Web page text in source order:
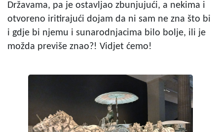
Državama, pa je ostavljao zbunjujući, a nekima i
otvoreno iritirajući dojam da ni sam ne zna što bi
i gdje bi njemu i sunarodnjacima bilo bolje, ili je
možda previše znao?! Vidjet ćemo!